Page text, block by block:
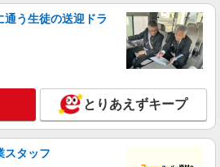
給(ガソリン代含む)＞
駅周辺
詳細を見る
会社 メディカルケア事業部/博多オフィ
ッフ／資格あり or 経験者
通う生徒の送迎ドラ
とりあえずキープ
スタッフ